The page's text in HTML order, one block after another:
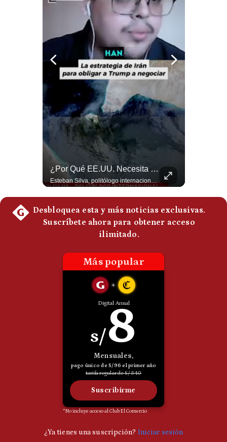
¿Por Qué EE.UU. Necesita Desesperadamente Al Golfo? | Gestión Mundo